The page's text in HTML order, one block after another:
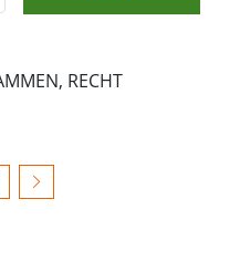
RECHT